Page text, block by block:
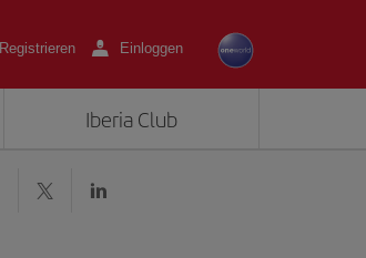
Registrieren Einloggen
Iberia Club